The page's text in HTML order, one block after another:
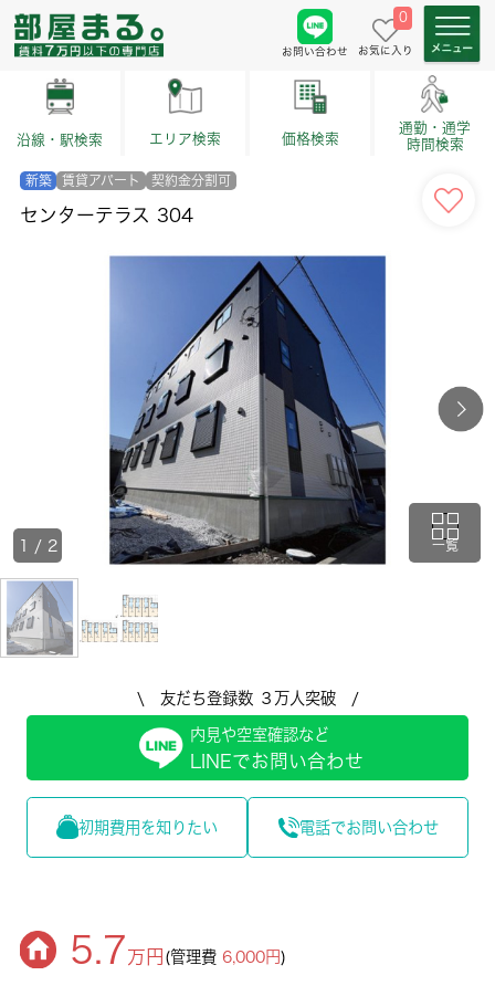
お問い合わせ
0
お気に入り
沿線・駅検索 エリア検索 価格検索
通勤・通学
時間検索
新築 賃貸アパート 契約金分割可
センターテラス 304
一覧
1 / 2
\ 友だち登録数 ３万人突破 /
内見や空室確認など
LINEでお問い合わせ
初期費用を知りたい 電話でお問い合わせ
5.7万円 (管理費 6,000円)